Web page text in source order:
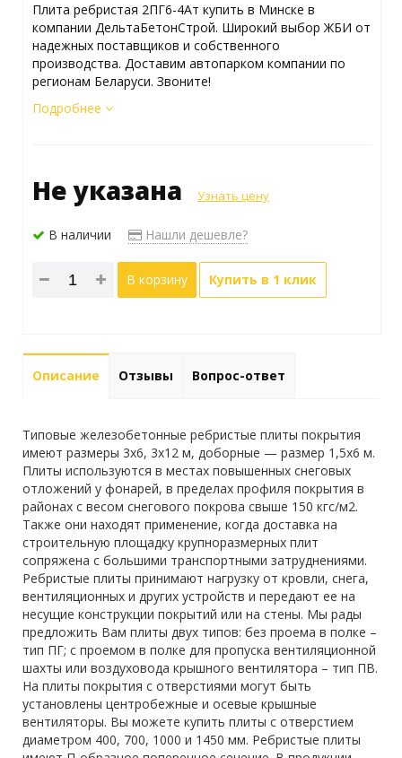
Плита ребристая 2ПГ6-4Ат купить в Минске в
компании ДельтаБетонСтрой. Широкий выбор ЖБИ от
надежных поставщиков и собственного
производства. Доставим автопарком компании по
регионам Беларуси. Звоните!
Подробнее
Не указана Узнать цену
В наличии Нашли дешевле?
В корзину Купить в 1 клик
Описание Отзывы Вопрос-ответ
Типовые железобетонные ребристые плиты покрытия
имеют размеры 3х6, 3х12 м, доборные — размер 1,5х6 м.
Плиты используются в местах повышенных снеговых
отложений у фонарей, в пределах профиля покрытия в
районах с весом снегового покрова свыше 150 кгс/м2.
Также они находят применение, когда доставка на
строительную площадку крупноразмерных плит
сопряжена с большими транспортными затруднениями.
Ребристые плиты принимают нагрузку от кровли, снега,
вентиляционных и других устройств и передают ее на
несущие конструкции покрытий или на стены. Мы рады
предложить Вам плиты двух типов: без проема в полке –
тип ПГ; с проемом в полке для пропуска вентиляционной
шахты или воздуховода крышного вентилятора – тип ПВ.
На плиты покрытия с отверстиями могут быть
установлены центробежные и осевые крышные
вентиляторы. Вы можете купить плиты с отверстием
диаметром 400, 700, 1000 и 1450 мм. Ребристые плиты